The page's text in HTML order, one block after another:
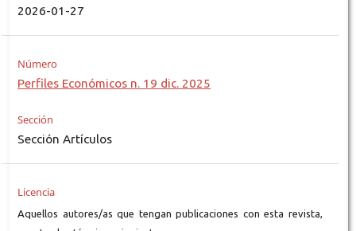
2026-01-27
Número
Perfiles Económicos n. 19 dic. 2025
Sección
Sección Artículos
Licencia
Aquellos autores/as que tengan publicaciones con esta revista,